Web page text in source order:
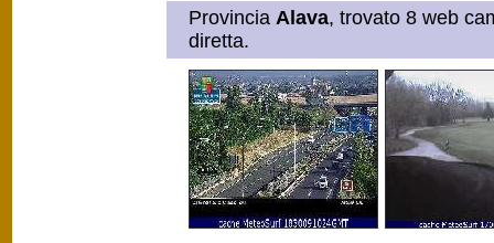
Provincia Alava, trovato 8 web
diretta.